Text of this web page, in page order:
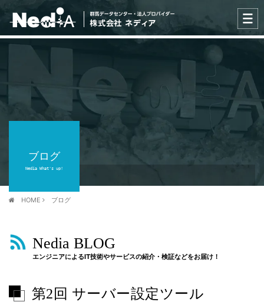
ブログ
Nedia What's up!
HOME ブログ
Nedia BLOG
エンジニアによるIT技術やサービスの紹介・検証などをお届け！
第2回 サーバー設定ツール